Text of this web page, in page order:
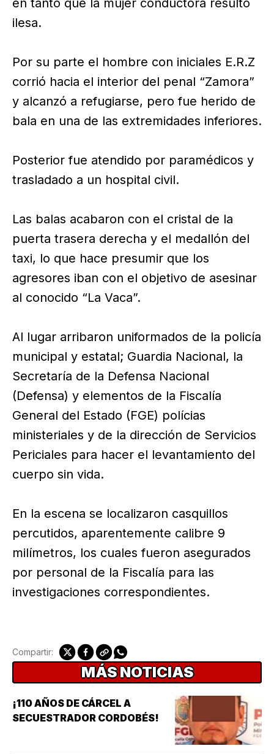
ilesa.
Por su parte el hombre con iniciales E.R.Z
corrió hacia el interior del penal “Zamora”
y alcanzó a refugiarse, pero fue herido de
bala en una de las extremidades inferiores.
Posterior fue atendido por paramédicos y
trasladado a un hospital civil.
Las balas acabaron con el cristal de la
puerta trasera derecha y el medallón del
taxi, lo que hace presumir que los
agresores iban con el objetivo de asesinar
al conocido “La Vaca”.
Al lugar arribaron uniformados de la policía
municipal y estatal; Guardia Nacional, la
Secretaría de la Defensa Nacional
(Defensa) y elementos de la Fiscalía
General del Estado (FGE) polícias
ministeriales y de la dirección de Servicios
Periciales para hacer el levantamiento del
cuerpo sin vida.
En la escena se localizaron casquillos
percutidos, aparentemente calibre 9
milímetros, los cuales fueron asegurados
por personal de la Fiscalía para las
investigaciones correspondientes.
Compartir:
MÁS NOTICIAS
¡110 AÑOS DE CÁRCEL A
SECUESTRADOR CORDOBÉS!